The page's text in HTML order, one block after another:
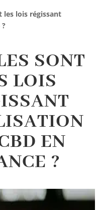
les lois régissant
SONT
LOIS
EN
?